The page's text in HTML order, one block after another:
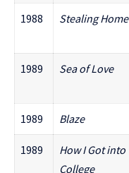
1988 Stealing Home
1989 Sea of Love
1989 Blaze
1989
How I Got into
College